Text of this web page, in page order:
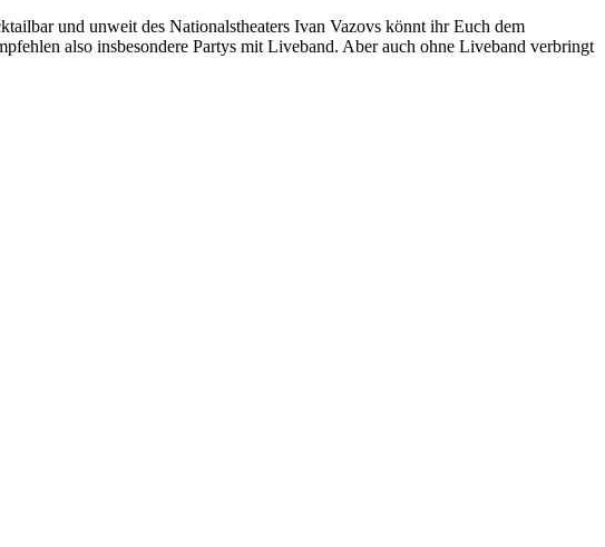
und unweit des Nationalstheaters Ivan Vazovs könnt ihr Euch dem
also insbesondere Partys mit Liveband. Aber auch ohne Liveband verbringt